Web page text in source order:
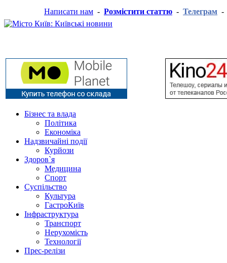
Написати нам - Розмістити статтю - Телеграм -
Бізнес та влада
Політика
Економіка
Надзвичайні події
Курйози
Здоров`я
Медицина
Спорт
Суспільство
Культура
ГастроКиїв
Інфраструктура
Транспорт
Нерухомість
Технології
Прес-релізи